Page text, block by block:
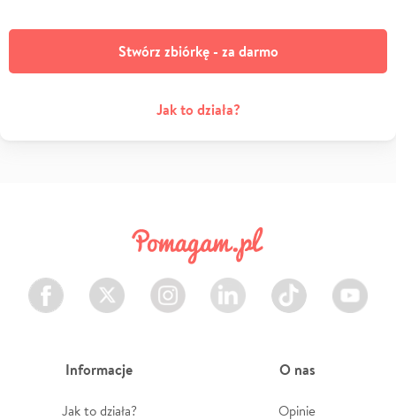
Stwórz zbiórkę - za darmo
Jak to działa?
Facebook Twitter Instagram LinkedIn TikTok Youtube
Informacje
Jak to działa?
O nas
Opinie